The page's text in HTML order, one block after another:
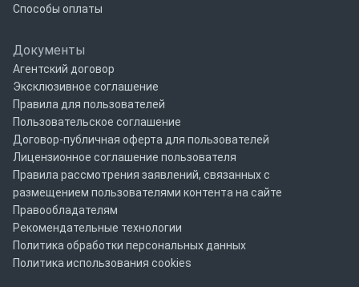
Способы оплаты
Документы
Агентский договор
Эксклюзивное соглашение
Правила для пользователей
Пользовательское соглашение
Договор-публичная оферта для пользователей
Лицензионное соглашение пользователя
Правила рассмотрения заявлений, связанных с
размещением пользователями контента на сайте
Правообладателям
Рекомендательные технологии
Политика обработки персональных данных
Политика использования cookies